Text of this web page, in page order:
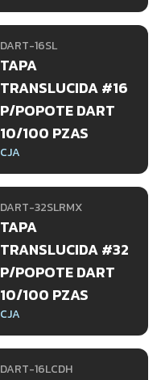
DART-16SL
TAPA
TRANSLUCIDA #16
P/POPOTE DART
10/100 PZAS
CJA
DART-32SLRMX
TAPA
TRANSLUCIDA #32
P/POPOTE DART
10/100 PZAS
CJA
DART-16LCDH